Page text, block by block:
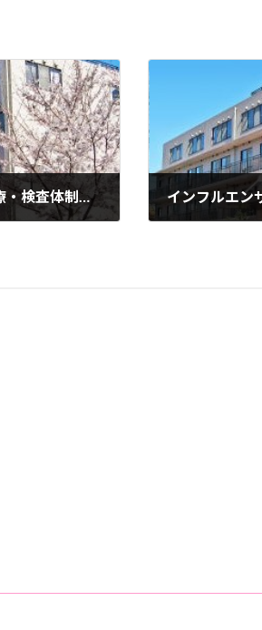
年末年始の発熱患者等の診療・検査体制終了のお知らせ インフルエン